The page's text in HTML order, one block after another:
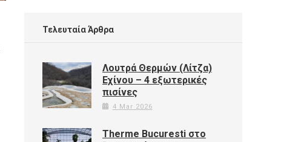
Τελευταία Άρθρα
Λουτρά Θερμών (Λίτζα)
Εχίνου – 4 εξωτερικές
πισίνες
4 Mar 2026
Therme Bucuresti στο